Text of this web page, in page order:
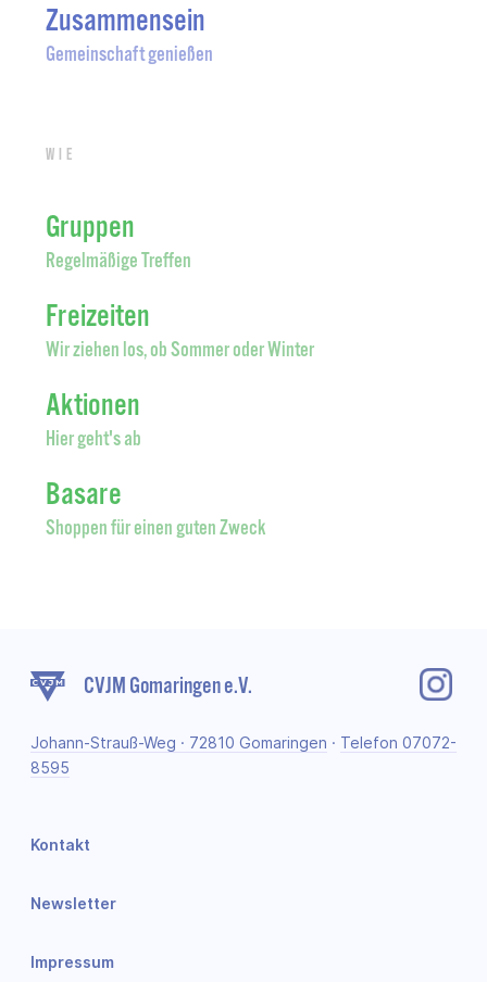
Zusammensein
Gemeinschaft genießen
Wie
Gruppen
Regelmäßige Treffen
Freizeiten
Wir ziehen los, ob Sommer oder Winter
Aktionen
Hier geht's ab
Basare
Shoppen für einen guten Zweck
CVJM Gomaringen e.V.
Johann-Strauß-Weg · 72810 Gomaringen · Telefon 07072-
8595
Kontakt
Newsletter
Impressum